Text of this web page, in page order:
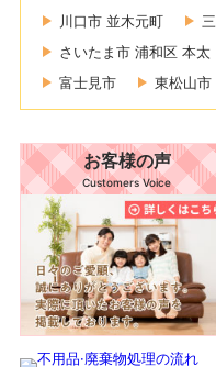
川口市 並木元町
さいたま市 浦和区 本太
富士見市
東松山市
お客様の声
Customers Voice